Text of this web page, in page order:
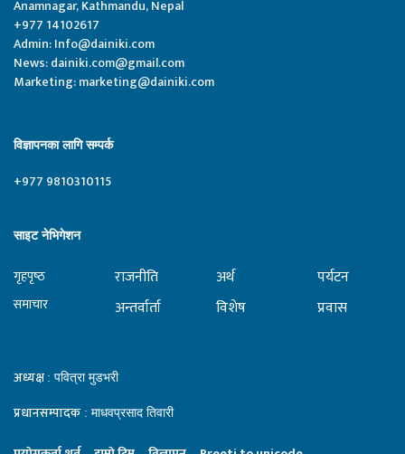
Anamnagar, Kathmandu, Nepal
+977 14102617
Admin:Info@dainiki.com
News:dainiki.com@gmail.com
Marketing:marketing@dainiki.com
विज्ञापनका लागि सम्पर्क
+977 9810310115
साइट नेभिगेशन
गृहपृष्‍ठ
समाचार
राजनीति
अन्तर्वार्ता
अर्थ
विशेष
पर्यटन
प्रवास
अध्यक्ष : पवित्रा मुडभरी
प्रधानसम्पादक : माधवप्रसाद तिवारी